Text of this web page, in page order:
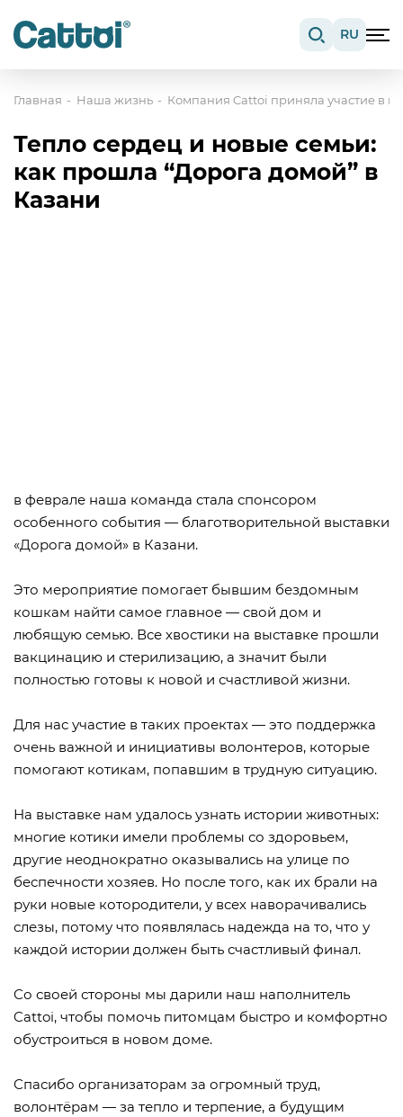
RU
Главная Наша жизнь Компания Cattoi приняла участие в
Тепло сердец и новые семьи:
как прошла “Дорога домой” в
Казани
в феврале наша команда стала спонсором
особенного события — благотворительной выставки
«Дорога домой» в Казани.
Это мероприятие помогает бывшим бездомным
кошкам найти самое главное — свой дом и
любящую семью. Все хвостики на выставке прошли
вакцинацию и стерилизацию, а значит были
полностью готовы к новой и счастливой жизни.
Для нас участие в таких проектах — это поддержка
очень важной и инициативы волонтеров, которые
помогают котикам, попавшим в трудную ситуацию.
На выставке нам удалось узнать истории животных:
многие котики имели проблемы со здоровьем,
другие неоднократно оказывались на улице по
беспечности хозяев. Но после того, как их брали на
руки новые котородители, у всех наворачивались
слезы, потому что появлялась надежда на то, что у
каждой истории должен быть счастливый финал.
Со своей стороны мы дарили наш наполнитель
Cattoi, чтобы помочь питомцам быстро и комфортно
обустроиться в новом доме.
Спасибо организаторам за огромный труд,
волонтёрам — за тепло и терпение, а будущим